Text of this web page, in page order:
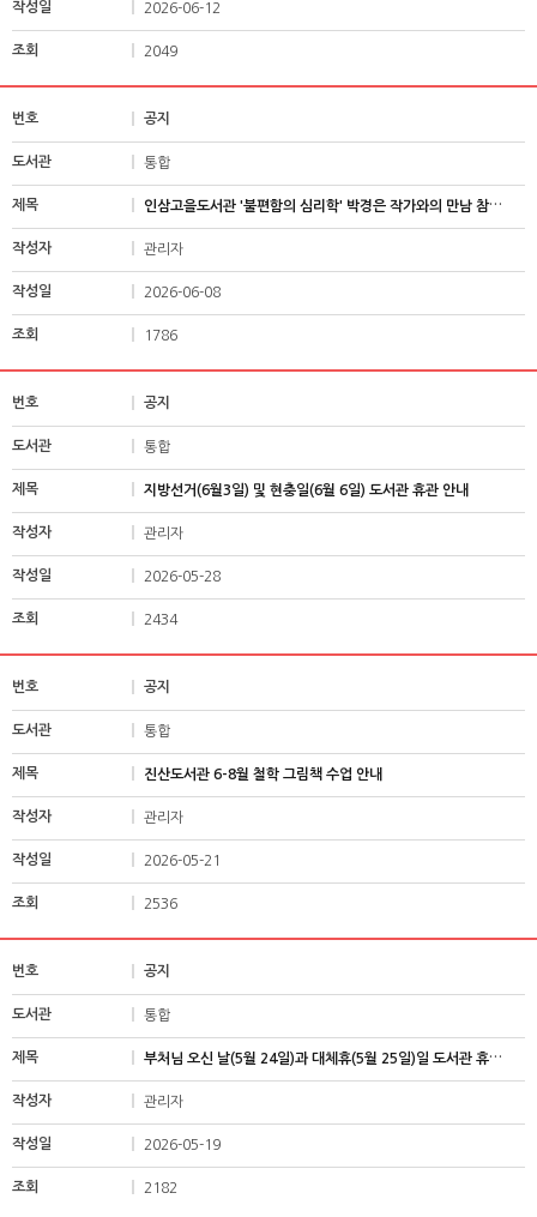
2026-06-12
2049
공지
통합
인삼고을도서관 '불편함의 심리학' 박경은 작가와의 만남 참여자 모집
관리자
2026-06-08
1786
공지
통합
지방선거(6월3일) 및 현충일(6월 6일) 도서관 휴관 안내
관리자
2026-05-28
2434
공지
통합
진산도서관 6-8월 철학 그림책 수업 안내
관리자
2026-05-21
2536
공지
통합
부처님 오신 날(5월 24일)과 대체휴(5월 25일)일 도서관 휴관 안내
관리자
2026-05-19
2182